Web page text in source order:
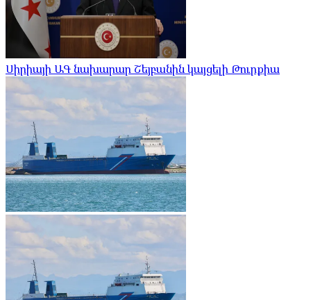
Սիրիայի ԱԳ նախարար Շեյբանին կայցելի Թուրքիա